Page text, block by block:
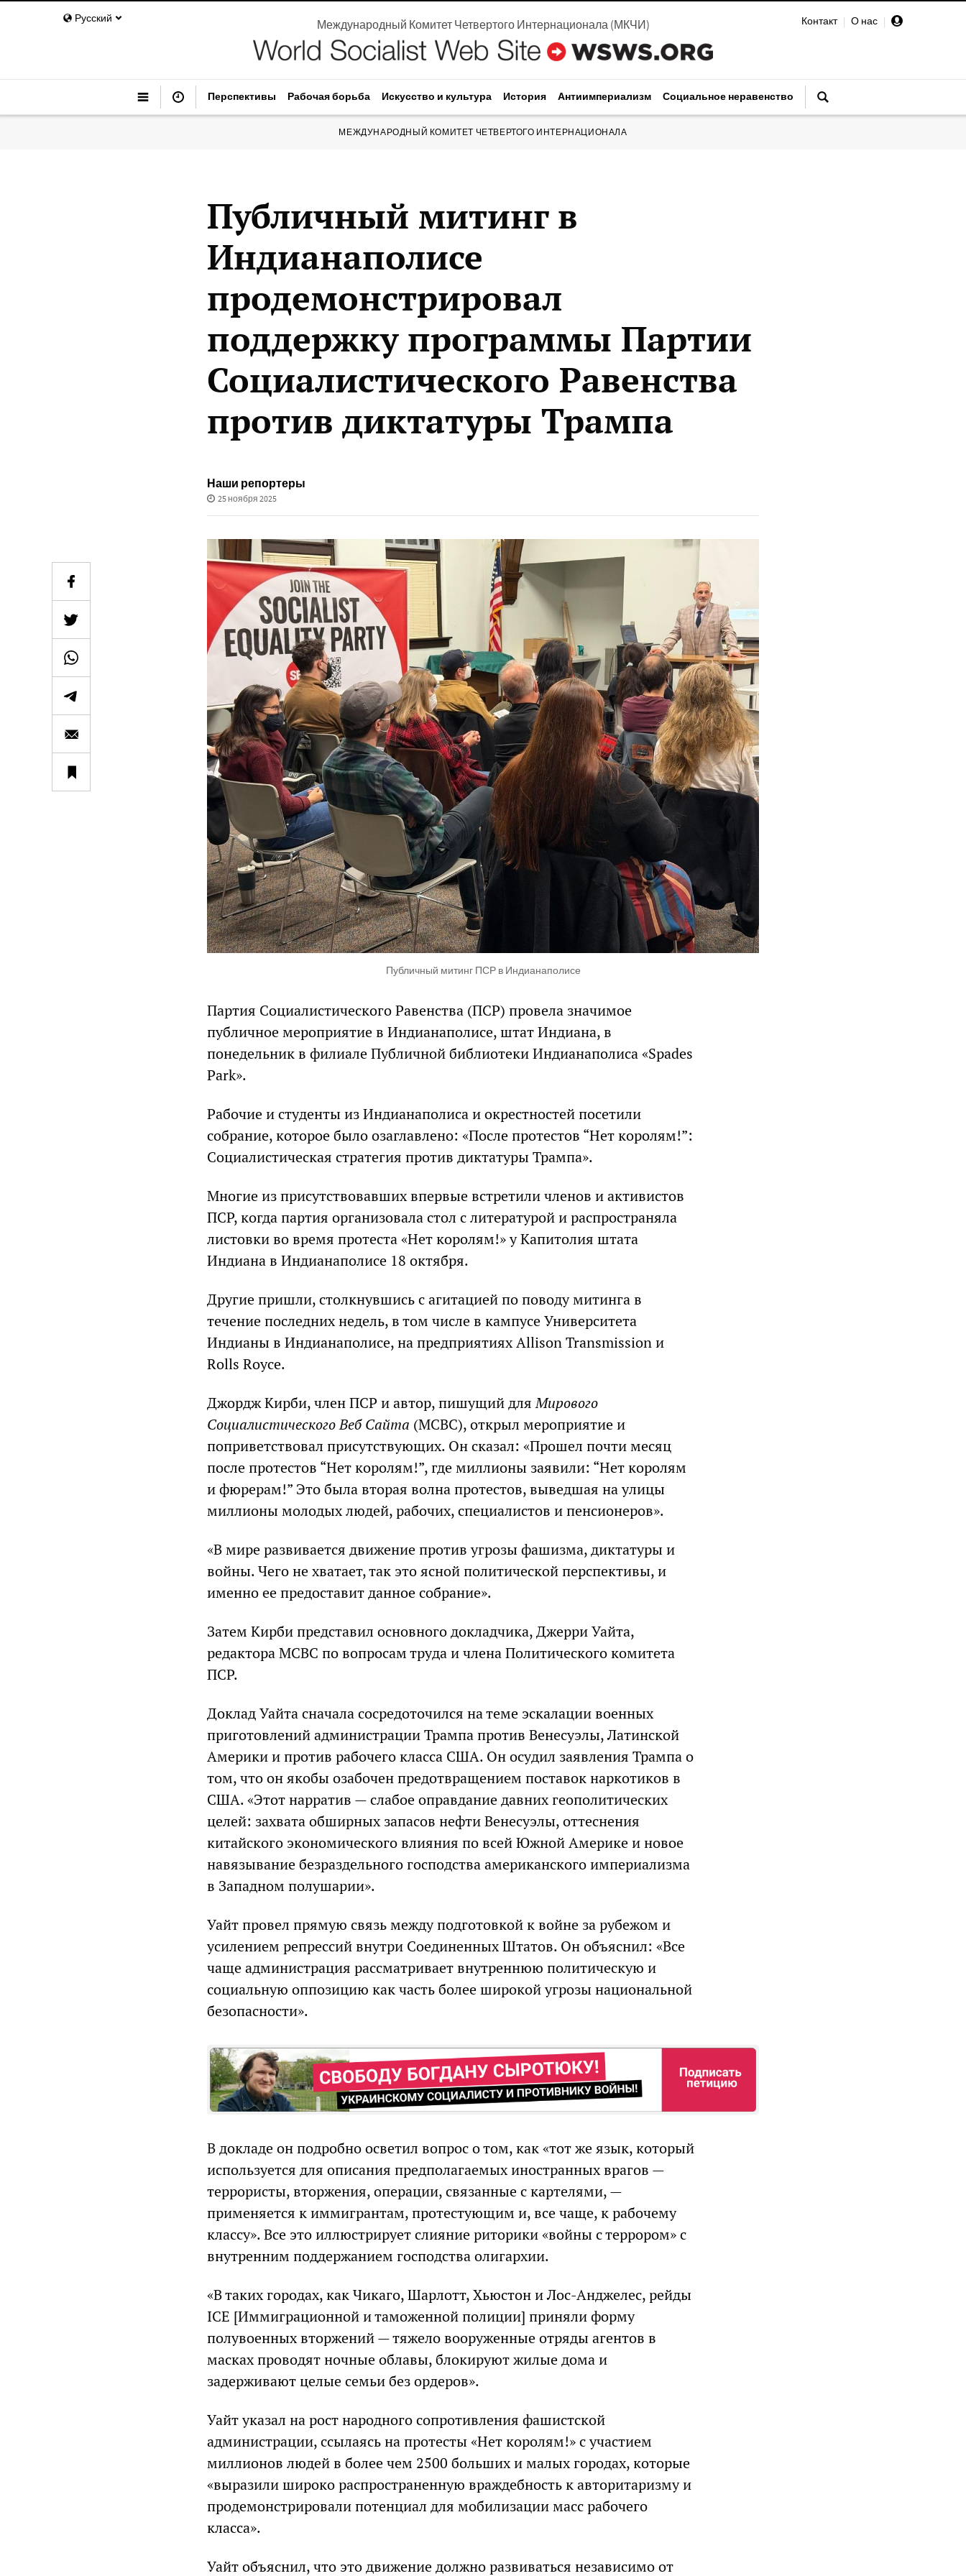
Русский Контакт | О нас |
Международный Комитет Четвертого Интернационала(МКЧИ)
Перспективы Рабочая борьба Искусство и культура История Антиимпериализм Социальное неравенство
МЕЖДУНАРОДНЫЙ КОМИТЕТ ЧЕТВЕРТОГО ИНТЕРНАЦИОНАЛА
Публичный митинг в
Индианаполисе
продемонстрировал
поддержку программы Партии
Социалистического Равенства
против диктатуры Трампа
Наши репортеры
25 ноября 2025
Публичный митинг ПСР в Индианаполисе
Партия Социалистического Равенства (ПСР) провела значимое
публичное мероприятие в Индианаполисе, штат Индиана, в
понедельник в филиале Публичной библиотеки Индианаполиса «Spades
Park».
Рабочие и студенты из Индианаполиса и окрестностей посетили
собрание, которое было озаглавлено: «После протестов “Нет королям!”:
Социалистическая стратегия против диктатуры Трампа».
Многие из присутствовавших впервые встретили членов и активистов
ПСР, когда партия организовала стол с литературой и распространяла
листовки во время протеста «Нет королям!» у Капитолия штата
Индиана в Индианаполисе 18 октября.
Другие пришли, столкнувшись с агитацией по поводу митинга в
течение последних недель, в том числе в кампусе Университета
Индианы в Индианаполисе, на предприятиях Allison Transmission и
Rolls Royce.
Джордж Кирби, член ПСР и автор, пишущий дляМирового
Социалистического Веб Сайта (МСВС), открыл мероприятие и
поприветствовал присутствующих. Он сказал: «Прошел почти месяц
после протестов “Нет королям!”, где миллионы заявили: “Нет королям
и фюрерам!” Это была вторая волна протестов, выведшая на улицы
миллионы молодых людей, рабочих, специалистов и пенсионеров».
«В мире развивается движение против угрозы фашизма, диктатуры и
войны. Чего не хватает, так это ясной политической перспективы, и
именно ее предоставит данное собрание».
Затем Кирби представил основного докладчика, Джерри Уайта,
редактора МСВС по вопросам труда и члена Политического комитета
ПСР.
Доклад Уайта сначала сосредоточился на теме эскалации военных
приготовлений администрации Трампа против Венесуэлы, Латинской
Америки и против рабочего класса США. Он осудил заявления Трампа о
том, что он якобы озабочен предотвращением поставок наркотиков в
США. «Этот нарратив — слабое оправдание давних геополитических
целей: захвата обширных запасов нефти Венесуэлы, оттеснения
китайского экономического влияния по всей Южной Америке и новое
навязывание безраздельного господства американского империализма
в Западном полушарии».
Уайт провел прямую связь между подготовкой к войне за рубежом и
усилением репрессий внутри Соединенных Штатов. Он объяснил: «Все
чаще администрация рассматривает внутреннюю политическую и
социальную оппозицию как часть более широкой угрозы национальной
безопасности».
В докладе он подробно осветил вопрос о том, как «тот же язык, который
используется для описания предполагаемых иностранных врагов —
террористы, вторжения, операции, связанные с картелями, —
применяется к иммигрантам, протестующим и, все чаще, к рабочему
классу». Все это иллюстрирует слияние риторики «войны с террором» с
внутренним поддержанием господства олигархии.
«В таких городах, как Чикаго, Шарлотт, Хьюстон и Лос-Анджелес, рейды
ICE [Иммиграционной и таможенной полиции] приняли форму
полувоенных вторжений — тяжело вооруженные отряды агентов в
масках проводят ночные облавы, блокируют жилые дома и
задерживают целые семьи без ордеров».
Уайт указал на рост народного сопротивления фашистской
администрации, ссылаясь на протесты «Нет королям!» с участием
миллионов людей в более чем 2500 больших и малых городах, которые
«выразили широко распространенную враждебность к авторитаризму и
продемонстрировали потенциал для мобилизации масс рабочего
класса».
Уайт объяснил, что это движение должно развиваться независимо от